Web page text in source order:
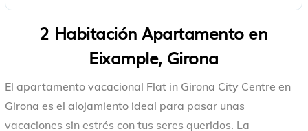
2 Habitación Apartamento en
Eixample, Girona
El apartamento vacacional Flat in Girona City Centre en
Girona es el alojamiento ideal para pasar unas
vacaciones sin estrés con tus seres queridos. La